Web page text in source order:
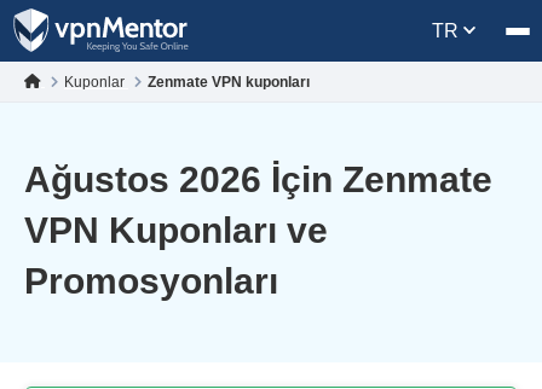
TR
Kuponlar Zenmate VPN kuponları
Ağustos 2026 İçin Zenmate
VPN Kuponları ve
Promosyonları